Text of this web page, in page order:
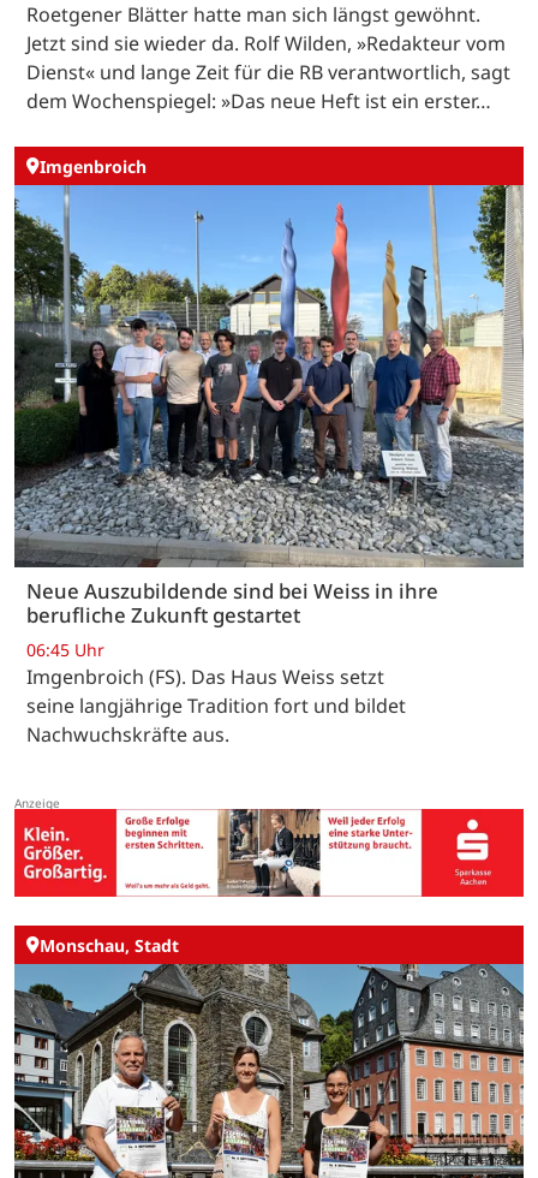
Roetgener Blätter hatte man sich längst gewöhnt.
Jetzt sind sie wieder da. Rolf Wilden, »Redakteur vom
Dienst« und lange Zeit für die RB verantwortlich, sagt
dem Wochenspiegel: »Das neue Heft ist ein erster…
Imgenbroich
Neue Auszubildende sind bei Weiss in ihre
berufliche Zukunft gestartet
06:45 Uhr
Imgenbroich (FS). Das Haus Weiss setzt
seine langjährige Tradition fort und bildet
Nachwuchskräfte aus.
Monschau, Stadt